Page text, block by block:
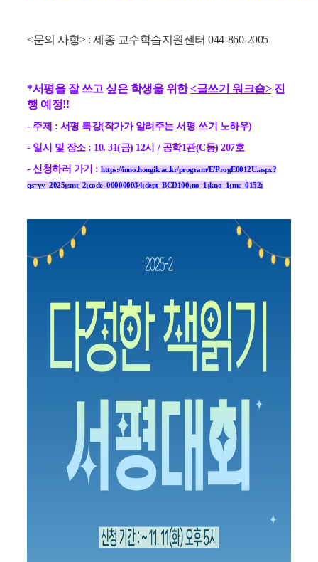
<문의 사항> :세종 교수학습지원센터 044-860-2005
*서평을 잘 쓰고 싶은 학생을 위한<글쓰기 워크숍>진
행 예정!!
- 주제 : 서평 특강(작가가 알려주는 서평 쓰기 노하우)
- 일시 및 장소 : 10. 31(금) 12시 / 공학1관(C동) 207호
- 신청하러 가기 : https://inno.hongik.ac.kr/program/E/ProgE0012U.aspx?
qs=yy_2025;smt_2;code_000000034;dept_BCD100;no_1;kno_1;mc_0152;